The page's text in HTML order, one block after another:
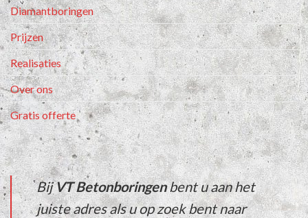
Diamantboringen
Prijzen
Realisaties
Over ons
Gratis offerte
BijVT Betonboringenbent u aan het
juiste adres als u op zoek bent naar